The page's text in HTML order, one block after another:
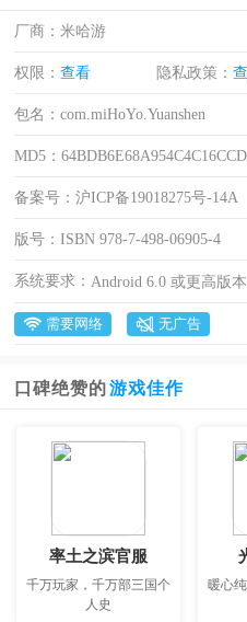
厂商：米哈游
权限：查看 隐私政策：
包名：com.miHoYo.Yuanshen
MD5：
备案号：沪ICP备19018275号-14A
版号：ISBN 978-7-498-06905-4
系统要求： Android 6.0 或更高版本
需要网络 无广告
口碑绝赞的 游戏佳作
率土之滨官服
千万玩家，千万部三国个
人史
暖心